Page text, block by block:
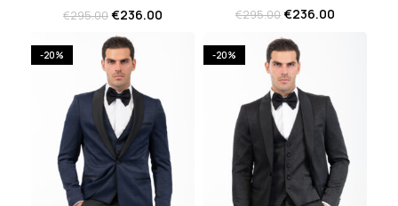
€295.00€236.00 €295.00€236.00
-20% -20%